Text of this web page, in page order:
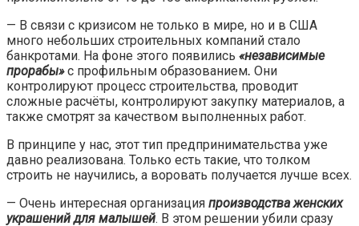
— В связи с кризисом не только в мире, но и в США
много небольших строительных компаний стало
банкротами. На фоне этого появились «независимые
прорабы»с профильным образованием. Они
контролируют процесс строительства, проводит
сложные расчёты, контролируют закупку материалов, а
также смотрят за качеством выполненных работ.
В принципе у нас, этот тип предпринимательства уже
давно реализована. Только есть такие, что толком
строить не научились, а воровать получается лучше всех.
— Очень интересная организация производства женских
украшений для малышей. В этом решении убили сразу